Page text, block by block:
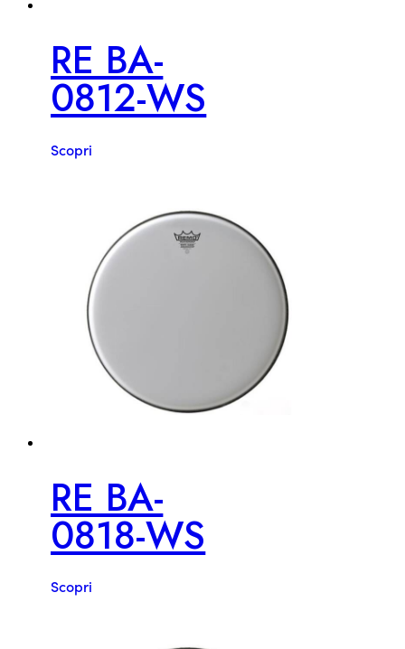
RE BA-
0812-WS
Scopri
RE BA-
0818-WS
Scopri